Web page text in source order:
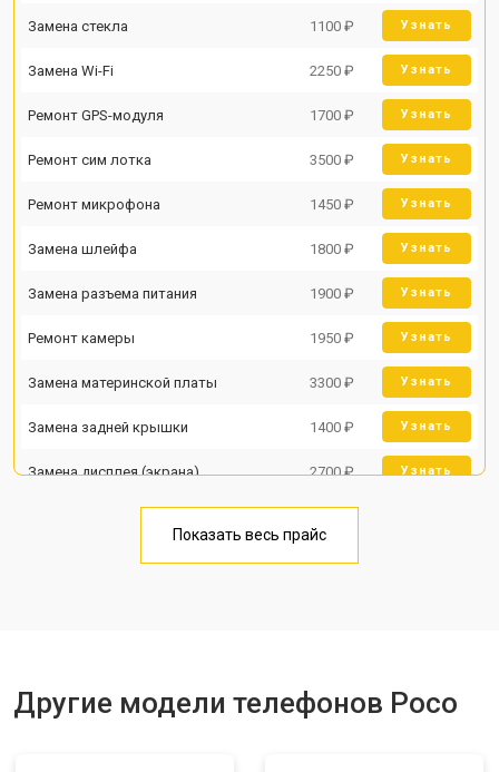
Замена стекла 1100 ₽ Узнать
Замена Wi-Fi 2250 ₽ Узнать
Ремонт GPS-модуля 1700 ₽ Узнать
Ремонт сим лотка 3500 ₽ Узнать
Ремонт микрофона 1450 ₽ Узнать
Замена шлейфа 1800 ₽ Узнать
Замена разъема питания 1900 ₽ Узнать
Ремонт камеры 1950 ₽ Узнать
Замена материнской платы 3300 ₽ Узнать
Замена задней крышки 1400 ₽ Узнать
Замена дисплея (экрана) 2700 ₽ Узнать
Замена кнопки включения 1750 ₽
Показать весь прайс
Другие модели телефонов Poco